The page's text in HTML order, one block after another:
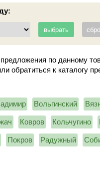
по данному
обратиться к каталогу
Вольгинский
Ковров Кольчугино
Покров Радужный